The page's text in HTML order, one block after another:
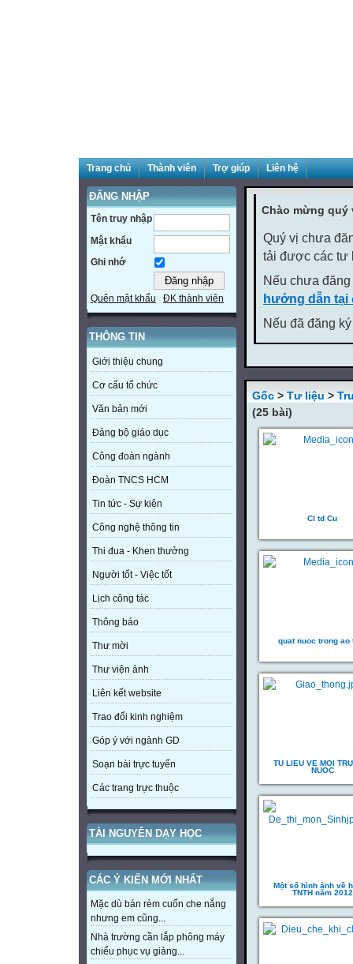
Trang chủ Thành viên Trợ giúp Liên hệ
ĐĂNG NHẬP
Tên truy nhập
Mật khẩu
Ghi nhớ
Quên mật khẩu ĐK thành viên
THÔNG TIN
Giới thiệu chung
Cơ cấu tổ chức
Văn bản mới
Đảng bộ giáo dục
Công đoàn ngành
Đoàn TNCS HCM
Tin tức - Sự kiện
Công nghệ thông tin
Thi đua - Khen thưởng
Người tốt - Việc tốt
Lịch công tác
Thông báo
Thư mời
Thư viện ảnh
Liên kết website
Trao đổi kinh nghiệm
Góp ý với ngành GD
Soạn bài trực tuyến
Các trang trực thuộc
TÀI NGUYÊN DẠY HỌC
CÁC Ý KIẾN MỚI NHẤT
Mặc dù bán rèm cuốn che nắng
nhưng em cũng...
Nhà trường cần lắp phông máy
chiếu phục vụ giảng...
Chào mừng
Quý vị chưa
tải được các tư
Nếu chưa
hướng dẫn tại
Nếu đã đăng
Gốc > Tư liệu >
(25 bài)
Cl td Cu
quat nuoc trong ao
TU LIEU VE MOI
NUOC
Một số hình ảnh về
TNTH năm 2012